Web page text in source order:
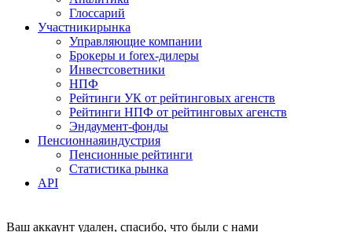
Глоссарий
Участникирынка
Управляющие компании
Брокеры и forex-дилеры
Инвестсоветники
НПФ
Рейтинги УК от рейтинговых агенств
Рейтинги НПФ от рейтинговых агенств
Эндаумент-фонды
Пенсионнаяиндустрия
Пенсионные рейтинги
Статистика рынка
API
Ваш аккаунт удален, спасибо, что были с нами